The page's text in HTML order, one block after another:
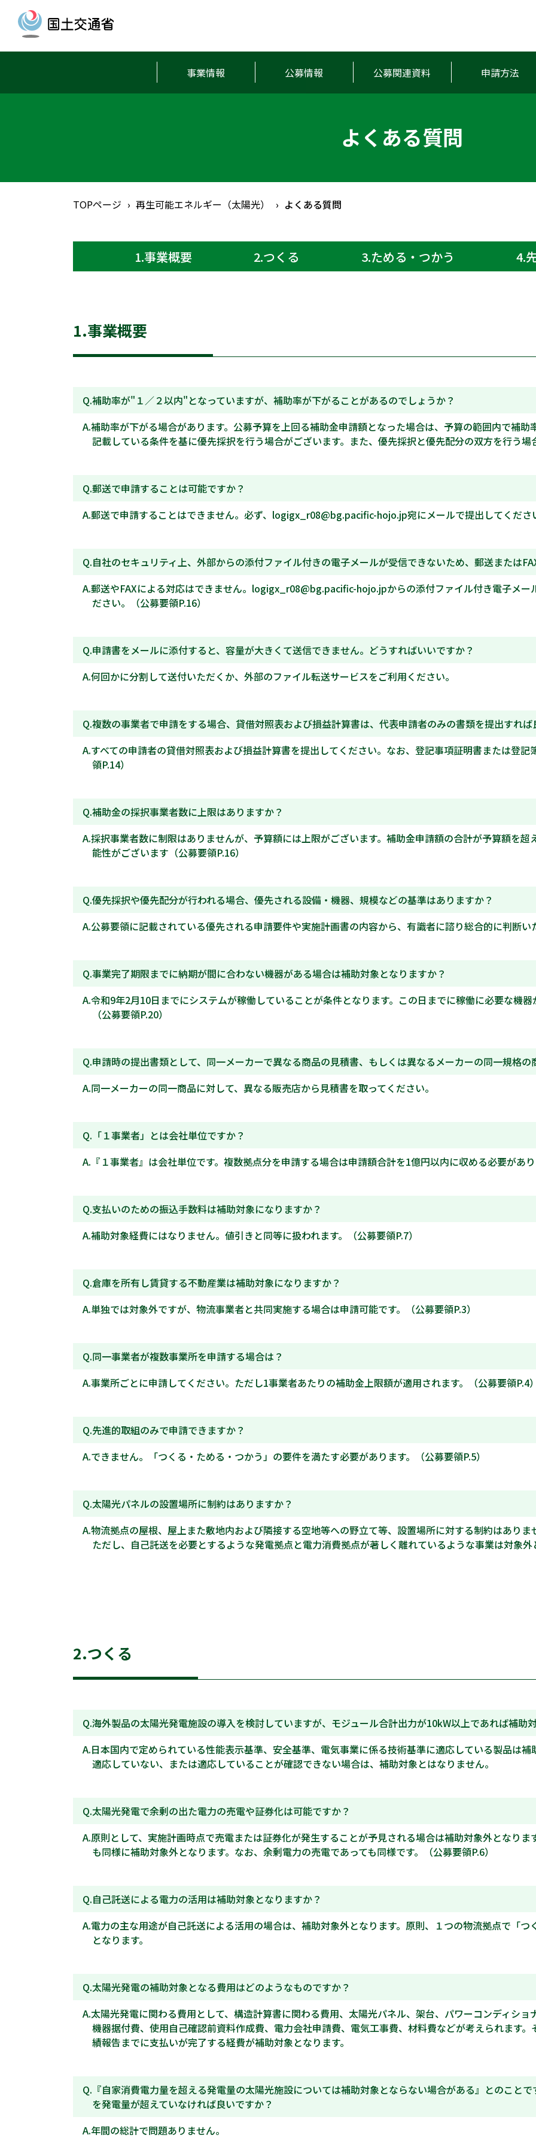
事業情報 公募情報 公募関連資料 申請方法
よくある質問
TOPページ 再生可能エネルギー（太陽光） よくある質問
1.事業概要 2.つくる 3.ためる・つかう 4.
1.事業概要
補助率が"１／２以内"となっていますが、補助率が下がることがあるのでしょうか？
補助率が下がる場合があります。公募予算を上回る補助金申請額となった場合は、予算の範囲内で補
記載している条件を基に優先採択を行う場合がございます。また、優先採択と優先配分の双方を行う場
郵送で申請することは可能ですか？
郵送で申請することはできません。必ず、logigx_r08@bg.pacific-hojo.jp宛にメールで提出してくださ
自社のセキュリティ上、外部からの添付ファイル付きの電子メールが受信できないため、郵送または
郵送やFAXによる対応はできません。logigx_r08@bg.pacific-hojo.jpからの添付ファイル付き電子メー
ださい。（公募要領P.16）
申請書をメールに添付すると、容量が大きくて送信できません。どうすればいいですか？
何回かに分割して送付いただくか、外部のファイル転送サービスをご利用ください。
複数の事業者で申請をする場合、貸借対照表および損益計算書は、代表申請者のみの書類を提出すれば
すべての申請者の貸借対照表および損益計算書を提出してください。なお、登記事項証明書または登
領P.14）
補助金の採択事業者数に上限はありますか？
採択事業者数に制限はありませんが、予算額には上限がございます。補助金申請額の合計が予算額を
能性がございます（公募要領P.16）
優先採択や優先配分が行われる場合、優先される設備・機器、規模などの基準はありますか？
公募要領に記載されている優先される申請要件や実施計画書の内容から、有識者に諮り総合的に判断い
事業完了期限までに納期が間に合わない機器がある場合は補助対象となりますか？
令和9年2月10日までにシステムが稼働していることが条件となります。この日までに稼働に必要な機器
（公募要領P.20）
申請時の提出書類として、同一メーカーで異なる商品の見積書、もしくは異なるメーカーの同一規格
同一メーカーの同一商品に対して、異なる販売店から見積書を取ってください。
「１事業者」とは会社単位ですか？
『１事業者』は会社単位です。複数拠点分を申請する場合は申請額合計を1億円以内に収める必要があり
支払いのための振込手数料は補助対象になりますか？
補助対象経費にはなりません。値引きと同等に扱われます。（公募要領P.7）
倉庫を所有し賃貸する不動産業は補助対象になりますか？
単独では対象外ですが、物流事業者と共同実施する場合は申請可能です。（公募要領P.3）
同一事業者が複数事業所を申請する場合は？
事業所ごとに申請してください。ただし1事業者あたりの補助金上限額が適用されます。（公募要領P.4）
先進的取組のみで申請できますか？
できません。「つくる・ためる・つかう」の要件を満たす必要があります。（公募要領P.5）
太陽光パネルの設置場所に制約はありますか？
物流拠点の屋根、屋上また敷地内および隣接する空地等への野立て等、設置場所に対する制約はありま
ただし、自己託送を必要とするような発電拠点と電力消費拠点が著しく離れているような事業は対象外
2.つくる
海外製品の太陽光発電施設の導入を検討していますが、モジュール合計出力が10kW以上であれば補助
日本国内で定められている性能表示基準、安全基準、電気事業に係る技術基準に適応している製品は
適応していない、または適応していることが確認できない場合は、補助対象とはなりません。
太陽光発電で余剰の出た電力の売電や証券化は可能ですか？
原則として、実施計画時点で売電または証券化が発生することが予見される場合は補助対象外となり
も同様に補助対象外となります。なお、余剰電力の売電であっても同様です。（公募要領P.6）
自己託送による電力の活用は補助対象となりますか？
電力の主な用途が自己託送による活用の場合は、補助対象外となります。原則、１つの物流拠点で「
となります。
太陽光発電の補助対象となる費用はどのようなものですか？
太陽光発電に関わる費用として、構造計算書に関わる費用、太陽光パネル、架台、パワーコンディショ
機器据付費、使用自己確認前資料作成費、電力会社申請費、電気工事費、材料費などが考えられます
績報告までに支払いが完了する経費が補助対象となります。
『自家消費電力量を超える発電量の太陽光施設については補助対象とならない場合がある』とのこと
を発電量が超えていなければ良いですか？
年間の総計で問題ありません。